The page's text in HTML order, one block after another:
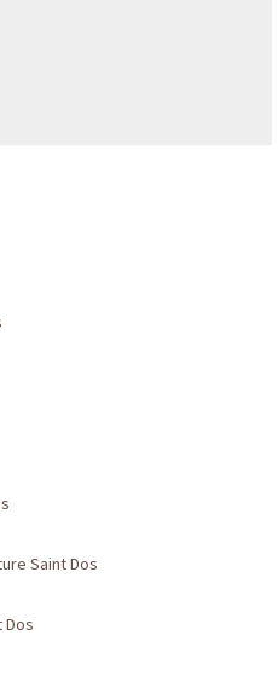
Saint Dos